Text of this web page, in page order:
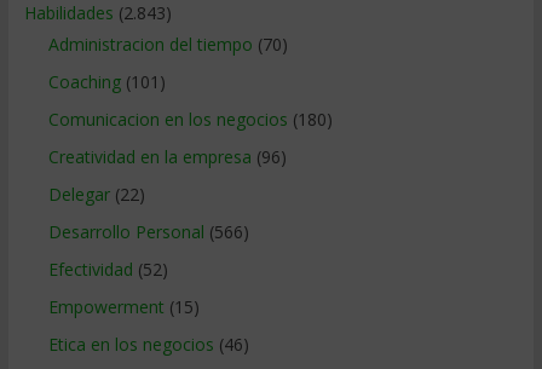
Habilidades (2.843)
Administracion del tiempo (70)
Coaching(101)
Comunicacion en los negocios (180)
Creatividad en la empresa (96)
Delegar(22)
Desarrollo Personal (566)
Efectividad (52)
Empowerment (15)
Etica en los negocios (46)